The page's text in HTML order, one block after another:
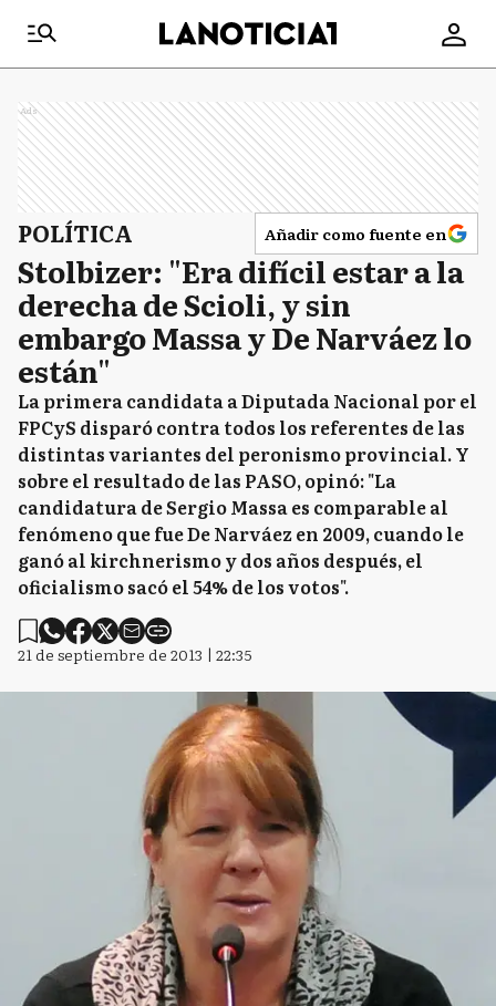
Ads
POLÍTICA Añadir como fuente en
Stolbizer: "Era difícil estar a la
derecha de Scioli, y sin
embargo Massa y De Narváez lo
están"
La primera candidata a Diputada Nacional por el
FPCyS disparó contra todos los referentes de las
distintas variantes del peronismo provincial. Y
sobre el resultado de las PASO, opinó: "La
candidatura de Sergio Massa es comparable al
fenómeno que fue De Narváez en 2009, cuando le
ganó al kirchnerismo y dos años después, el
oficialismo sacó el 54% de los votos".
21 de septiembre de 2013 | 22:35